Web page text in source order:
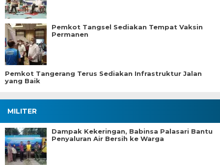
Pemkot Tangsel Sediakan Tempat Vaksin
Permanen
Pemkot Tangerang Terus Sediakan Infrastruktur Jalan
yang Baik
MILITER
Dampak Kekeringan, Babinsa Palasari Bantu
Penyaluran Air Bersih ke Warga